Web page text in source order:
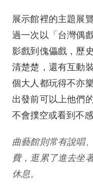
展示館裡的主題展
過一次以「台灣偶
影戲到傀儡戲，歷
清楚楚，還有互動
個大人都玩得不亦
出發前可以上他們
不會撲空或看到不
曲藝館則常有說唱
費，逛累了進去坐
休息。